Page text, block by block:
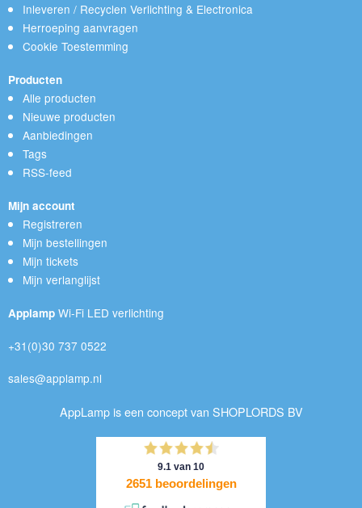
Inleveren / Recyclen Verlichting & Electronica
Herroeping aanvragen
Cookie Toestemming
Producten
Alle producten
Nieuwe producten
Aanbiedingen
Tags
RSS-feed
Mijn account
Registreren
Mijn bestellingen
Mijn tickets
Mijn verlanglijst
Applamp Wi-Fi LED verlichting
+31(0)30 737 0522
sales@applamp.nl
AppLamp is een concept van SHOPLORDS BV